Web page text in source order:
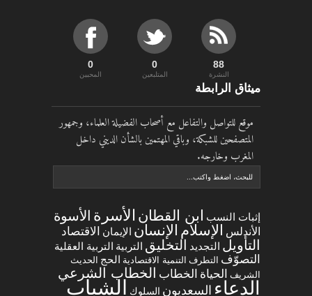
0
المحبين
0
المتلبعين
90
النشرة
ميثاق الرابطة
موقع للتواصل والتفاعل مع أصحاب الفضيلة العلماء، وجمهور
المتصفحين للشبكة، وباقي المهتمين بالشأن الديني داخل
المغرب وخارجه.
إثبات النسب ابن القطان الأسرة الأسوة
الأندلس الإسلام الإنسان الإيمان الاقتصاد
التأويل التجديد التخليق التربية التربية العقلية
التصوّف التطرف التنمية الاقتصادية الحج الحديث
الشريف
الحياة الخطاب الخطاب الشرعي
الدعاء السعديون السلوك الشباب